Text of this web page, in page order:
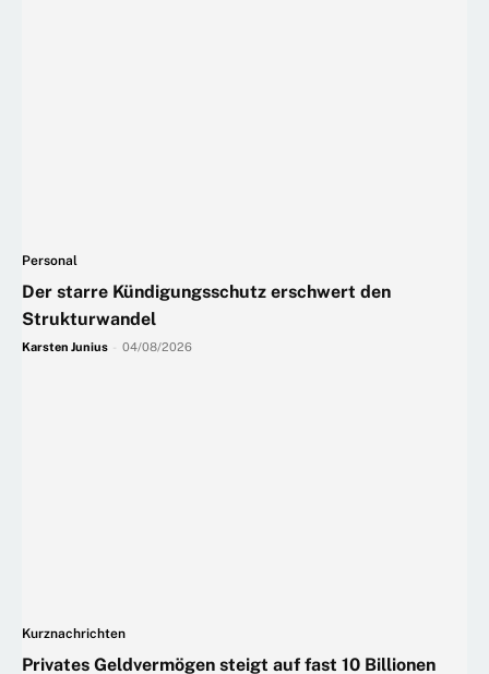
Personal
Der starre Kündigungsschutz erschwert den
Strukturwandel
Karsten Junius 04/08/2026
Kurznachrichten
Privates Geldvermögen steigt auf fast 10 Billionen